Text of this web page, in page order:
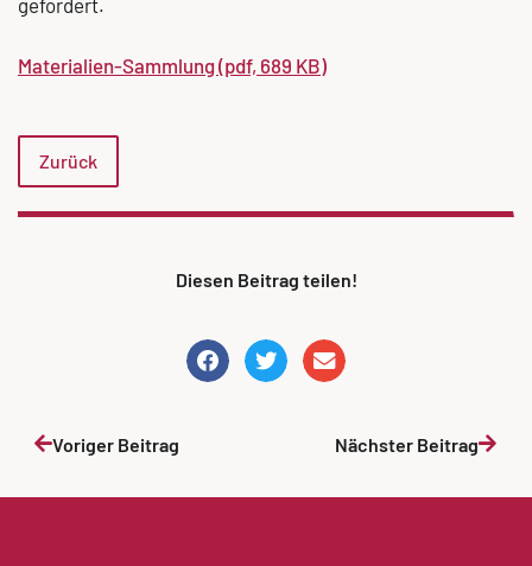
Materialien-Sammlung (pdf, 689 KB)
Zurück
Diesen Beitrag teilen!
Voriger Beitrag Nächster Beitrag